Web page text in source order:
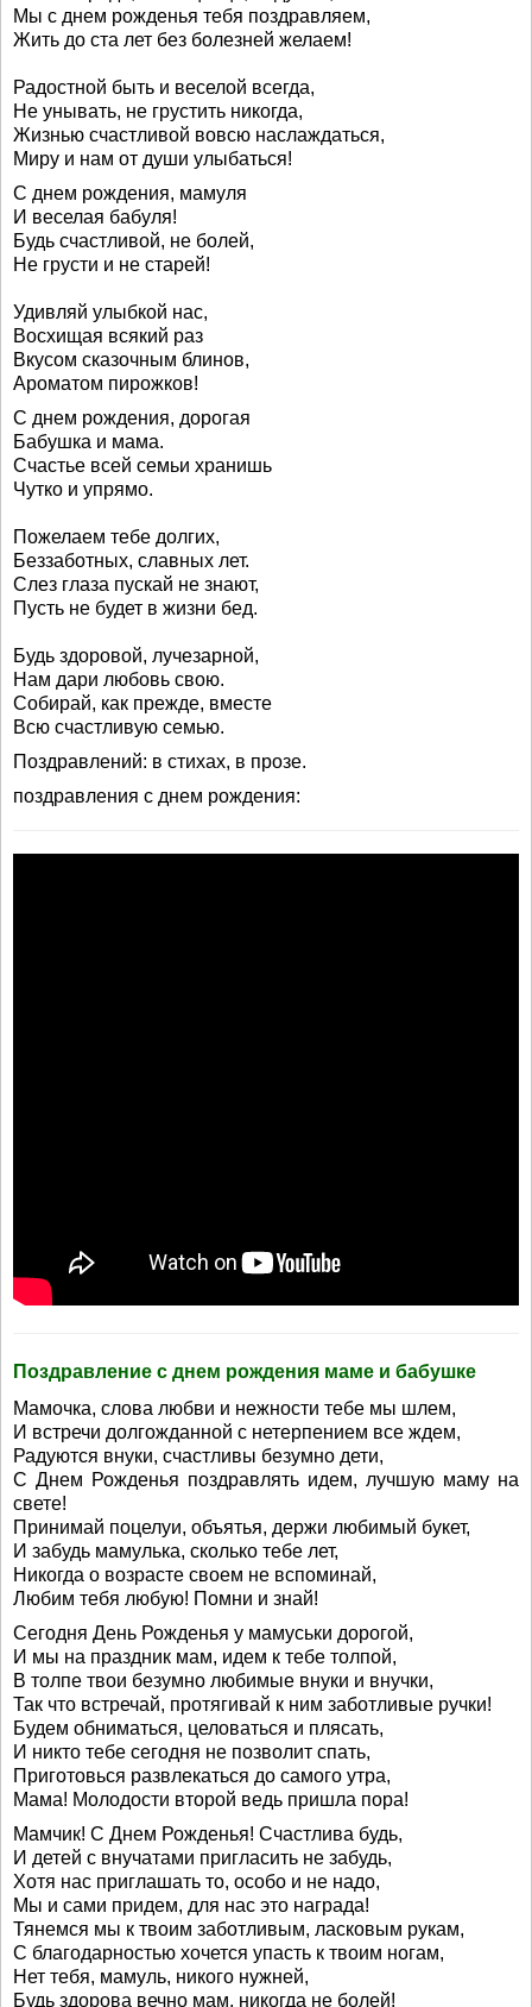
Мы с днем рожденья тебя поздравляем,
Жить до ста лет без болезней желаем!
Радостной быть и веселой всегда,
Не унывать, не грустить никогда,
Жизнью счастливой вовсю наслаждаться,
Миру и нам от души улыбаться!
С днем рождения, мамуля
И веселая бабуля!
Будь счастливой, не болей,
Не грусти и не старей!
Удивляй улыбкой нас,
Восхищая всякий раз
Вкусом сказочным блинов,
Ароматом пирожков!
С днем рождения, дорогая
Бабушка и мама.
Счастье всей семьи хранишь
Чутко и упрямо.
Пожелаем тебе долгих,
Беззаботных, славных лет.
Слез глаза пускай не знают,
Пусть не будет в жизни бед.
Будь здоровой, лучезарной,
Нам дари любовь свою.
Собирай, как прежде, вместе
Всю счастливую семью.
Поздравлений: в стихах, в прозе.
поздравления с днем рождения:
Поздравление с днем рождения маме и бабушке
Мамочка, слова любви и нежности тебе мы шлем,
И встречи долгожданной с нетерпением все ждем,
Радуются внуки, счастливы безумно дети,
С Днем Рожденья поздравлять идем, лучшую маму на
свете!
Принимай поцелуи, объятья, держи любимый букет,
И забудь мамулька, сколько тебе лет,
Никогда о возрасте своем не вспоминай,
Любим тебя любую! Помни и знай!
Сегодня День Рожденья у мамуськи дорогой,
И мы на праздник мам, идем к тебе толпой,
В толпе твои безумно любимые внуки и внучки,
Так что встречай, протягивай к ним заботливые ручки!
Будем обниматься, целоваться и плясать,
И никто тебе сегодня не позволит спать,
Приготовься развлекаться до самого утра,
Мама! Молодости второй ведь пришла пора!
Мамчик! С Днем Рожденья! Счастлива будь,
И детей с внучатами пригласить не забудь,
Хотя нас приглашать то, особо и не надо,
Мы и сами придем, для нас это награда!
Тянемся мы к твоим заботливым, ласковым рукам,
С благодарностью хочется упасть к твоим ногам,
Нет тебя, мамуль, никого нужней,
Будь здорова вечно мам, никогда не болей!